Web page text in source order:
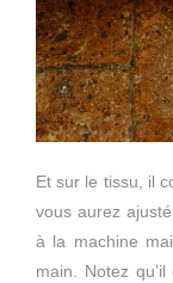
Et sur le tissu, il
vous aurez
à la machine
main. Notez